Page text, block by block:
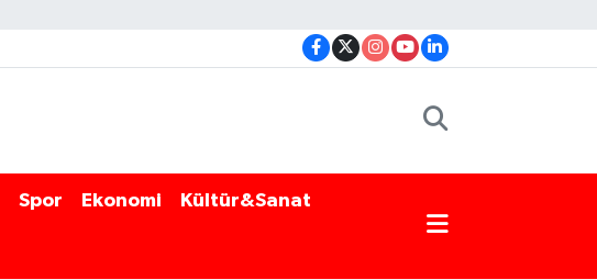
Spor Ekonomi Kültür&Sanat